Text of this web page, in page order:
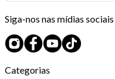
Siga-nos nas mídias sociais
Categorias